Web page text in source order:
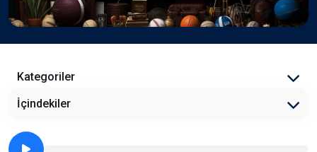
İçindekiler
Kategoriler